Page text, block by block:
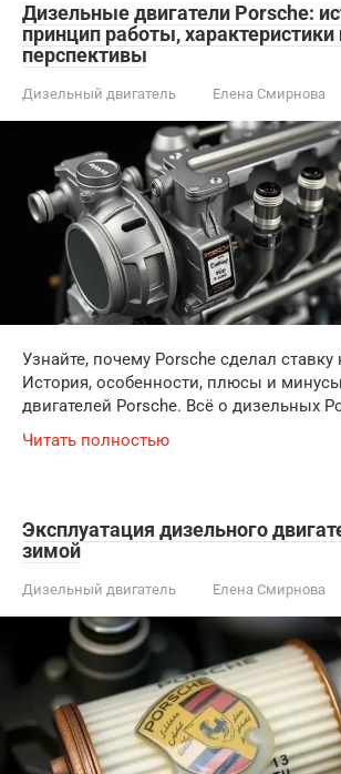
Дизельные двигатели Porsche:
принцип работы, характеристики
перспективы
Дизельный двигатель Елена Смирнова
Узнайте, почему Porsche сделал ставку
История, особенности, плюсы и
двигателей Porsche. Всё о дизельных
Читать полностью
Эксплуатация дизельного
зимой
Дизельный двигатель Елена Смирнова